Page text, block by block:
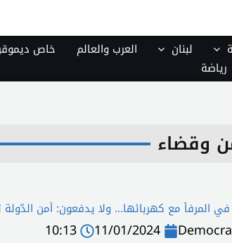
لبنان العرب والعالم خاص
رياضة
وقضاء
المرفأ مع كهربائها… ولا يدفعون: أمن الدّولة
11/01/2024
10:13